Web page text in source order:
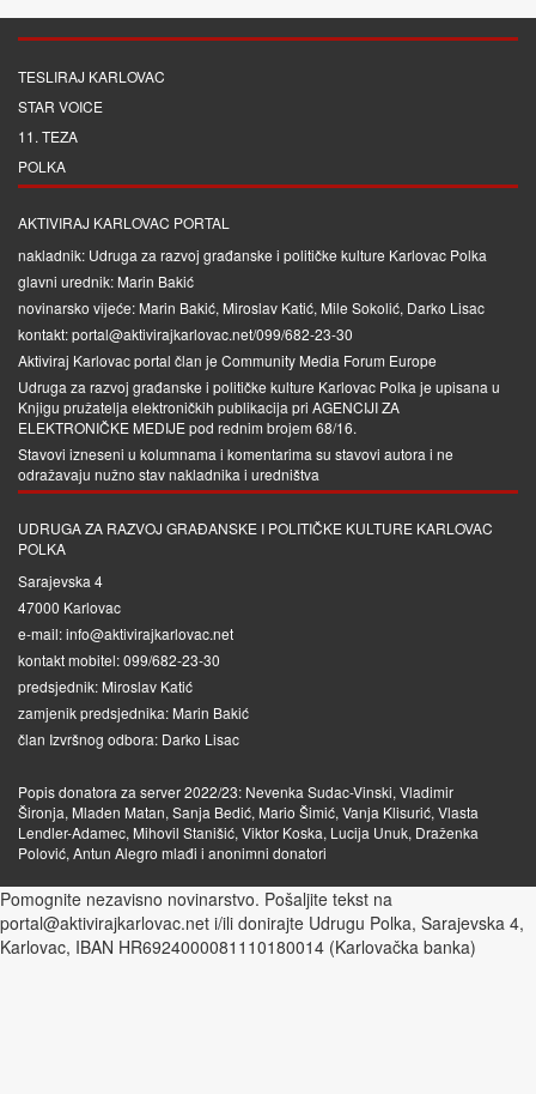
TESLIRAJ KARLOVAC
STAR VOICE
11. TEZA
POLKA
AKTIVIRAJ KARLOVAC PORTAL
nakladnik: Udruga za razvoj građanske i političke kulture Karlovac Polka
glavni urednik: Marin Bakić
novinarsko vijeće: Marin Bakić, Miroslav Katić, Mile Sokolić, Darko Lisac
kontakt: portal@aktivirajkarlovac.net/099/682-23-30
Aktiviraj Karlovac portal član je Community Media Forum Europe
Udruga za razvoj građanske i političke kulture Karlovac Polka je upisana u
Knjigu pružatelja elektroničkih publikacija pri AGENCIJI ZA
ELEKTRONIČKE MEDIJEpod rednim brojem 68/16.
Stavovi izneseni u kolumnama i komentarima su stavovi autora i ne
odražavaju nužno stav nakladnika i uredništva
UDRUGA ZA RAZVOJ GRAĐANSKE I POLITIČKE KULTURE KARLOVAC
POLKA
Sarajevska 4
47000 Karlovac
e-mail: info@aktivirajkarlovac.net
kontakt mobitel: 099/682-23-30
predsjednik: Miroslav Katić
zamjenik predsjednika: Marin Bakić
član Izvršnog odbora: Darko Lisac
Popis donatora za server 2022/23: Nevenka Sudac-Vinski, Vladimir
Šironja, Mladen Matan, Sanja Bedić, Mario Šimić, Vanja Klisurić, Vlasta
Lendler-Adamec, Mihovil Stanišić, Viktor Koska, Lucija Unuk, Draženka
Polović, Antun Alegro mlađi i anonimni donatori
Pomognite nezavisno novinarstvo. Pošaljite tekst na
portal@aktivirajkarlovac.net i/ili donirajte Udrugu Polka, Sarajevska 4,
Karlovac, IBAN HR6924000081110180014 (Karlovačka banka)